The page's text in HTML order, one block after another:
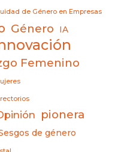
de Género en Empresas
Género IA
Femenino
pionera
de género